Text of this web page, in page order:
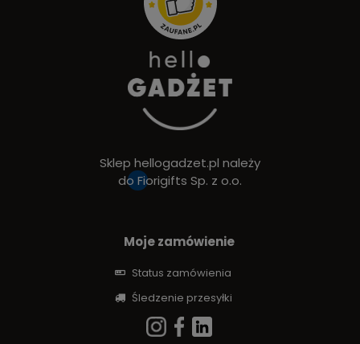
Sklep hellogadzet.pl należy
do Fiorigifts Sp. z o.o.
Moje zamówienie
Status zamówienia
Śledzenie przesyłki